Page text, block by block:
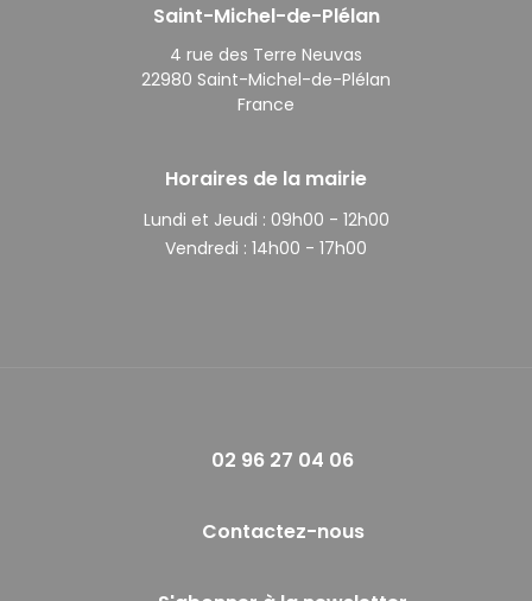
Saint-Michel-de-Plélan
4 rue des Terre Neuvas
22980 Saint-Michel-de-Plélan
France
Horaires de la mairie
Lundi et Jeudi : 09h00 - 12h00
Vendredi : 14h00 - 17h00
02 96 27 04 06
Contactez-nous